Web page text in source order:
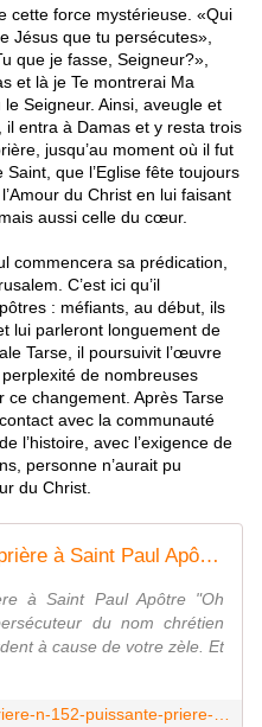
cette force mystérieuse. «Qui
Jésus que tu persécutes»,
que je fasse, Seigneur?»,
et là je Te montrerai Ma
Seigneur. Ainsi, aveugle et
entra à Damas et y resta trois
jusqu’au moment où il fut
que l’Eglise fête toujours
du Christ en lui faisant
aussi celle du cœur.
commencera sa prédication,
C’est ici qu’il
: méfiants, au début, ils
lui parleront longuement de
Tarse, il poursuivit l’œuvre
de nombreuses
ce changement. Après Tarse
avec la communauté
l’histoire, avec l’exigence de
personne n’aurait pu
du Christ.
Prière n° 152 : Puissante prière à Saint Paul Apôtre - Evoluons quotidiennement avec Parti de zéro
à Saint Paul Apôtre "Oh
du nom chrétien
à cause de votre zèle. Et